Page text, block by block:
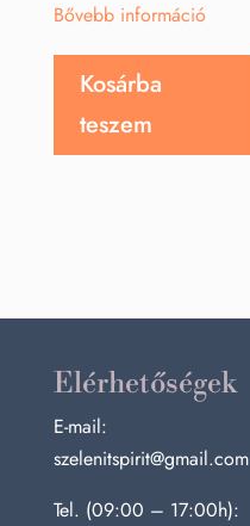
Bővebb információ
Kosárba
teszem
Elérhetőségek
E-mail:
szelenitspirit@gmail.com
Tel. (09:00 – 17:00h):